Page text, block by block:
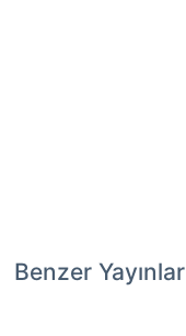
Benzer Yayınlar